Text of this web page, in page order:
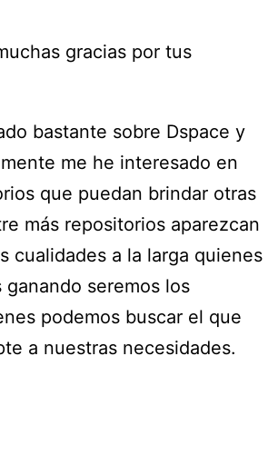
gracias por tus
bastante sobre Dspace y
me he interesado en
que puedan brindar otras
más repositorios aparezcan
cualidades a la larga quienes
ganando seremos los
podemos buscar el que
a nuestras necesidades.